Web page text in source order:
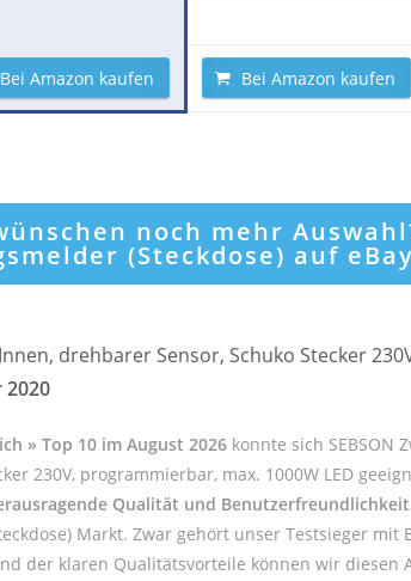
Bei Amazon kaufen Bei Amazon kaufen
noch mehr
(Steckdose) auf
drehbarer Sensor, Schuko Stecker
2020
» Top 10 im August 2026 konnte sich SEBSON
230V, programmierbar, max. 1000W LED
Qualität und Benutzerfreundlichkeit
Markt. Zwar gehört unser Testsieger mit
der klaren Qualitätsvorteile können wir diesen